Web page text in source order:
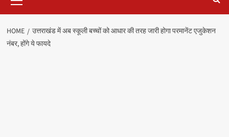
HOME
उत्तराखंड में अब स्कूली बच्चों को आधार की तरह जारी होगा परमानेंट एजुकेशन
नंबर, होंगे ये फायदे